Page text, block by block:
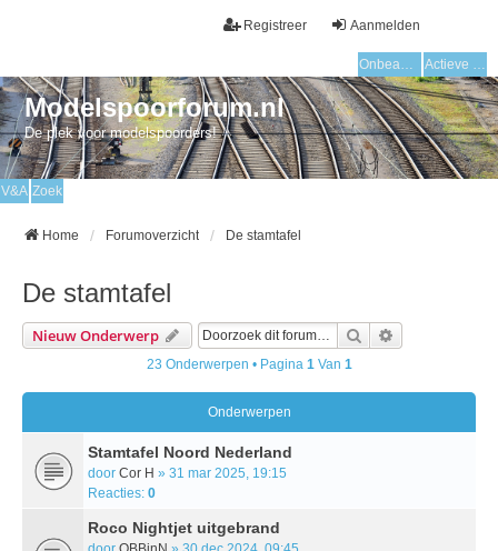
Aanmelden
Registreer
Onbeantwoorde onderwerpen Actieve onderwerpen
Modelspoorforum.nl
De plek voor modelspoorders!
V&A Zoek
Home Forumoverzicht De stamtafel
De stamtafel
Nieuw Onderwerp Zoek
23 Onderwerpen • Pagina 1Van 1
Onderwerpen
Stamtafel Noord Nederland
door Cor H » 31 mar 2025, 19:15
Reacties: 0
Roco Nightjet uitgebrand